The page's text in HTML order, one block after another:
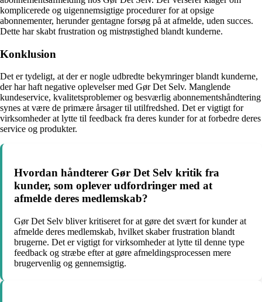
komplicerede og uigennemsigtige procedurer for at opsige
abonnementer, herunder gentagne forsøg på at afmelde, uden succes.
Dette har skabt frustration og mistrøstighed blandt kunderne.
Konklusion
Det er tydeligt, at der er nogle udbredte bekymringer blandt kunderne,
der har haft negative oplevelser med Gør Det Selv. Manglende
kundeservice, kvalitetsproblemer og besværlig abonnementshåndtering
synes at være de primære årsager til utilfredshed. Det er vigtigt for
virksomheder at lytte til feedback fra deres kunder for at forbedre deres
service og produkter.
Hvordan håndterer Gør Det Selv kritik fra
kunder, som oplever udfordringer med at
afmelde deres medlemskab?
Gør Det Selv bliver kritiseret for at gøre det svært for kunder at
afmelde deres medlemskab, hvilket skaber frustration blandt
brugerne. Det er vigtigt for virksomheder at lytte til denne type
feedback og stræbe efter at gøre afmeldingsprocessen mere
brugervenlig og gennemsigtig.